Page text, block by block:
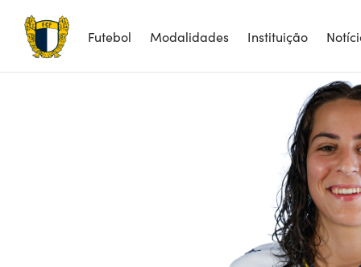
Futebol Modalidades Instituição